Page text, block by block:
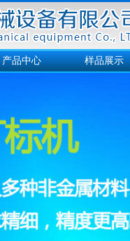
产品中心 样品展示